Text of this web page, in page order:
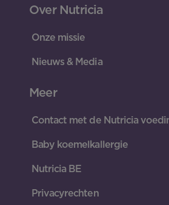
Over Nutricia
Onze missie
Nieuws & Media
Meer
Contact met de Nutricia
Baby koemelkallergie
Nutricia BE
Privacyrechten